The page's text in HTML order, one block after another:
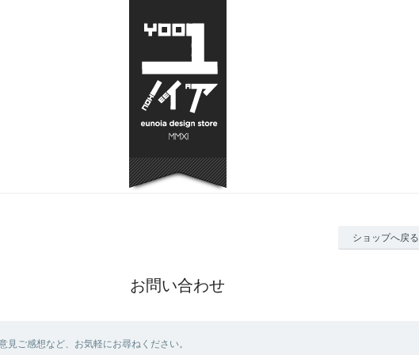
ショップへ戻る
お問い合わせ
見ご感想など、お気軽にお尋ねください。